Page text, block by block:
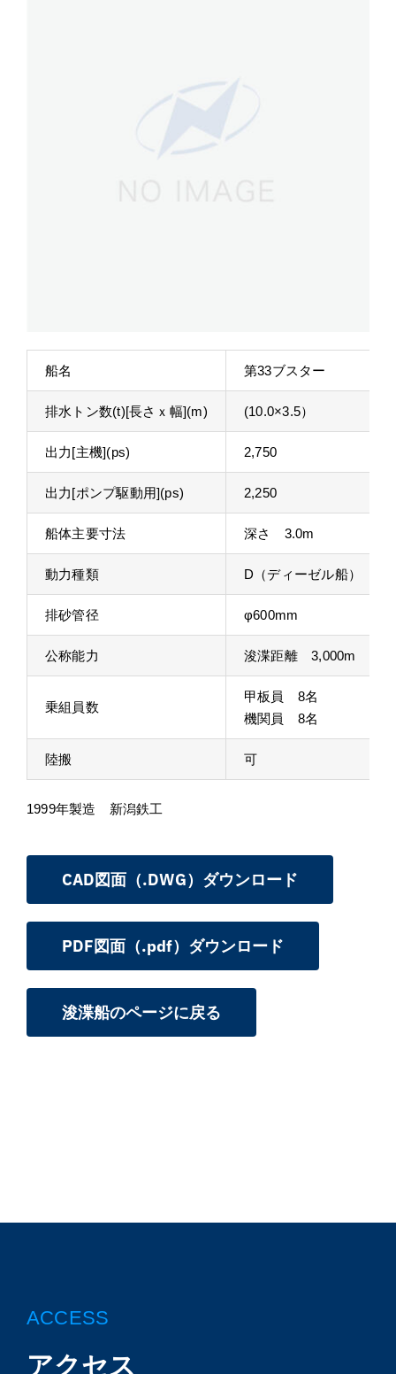
船名 第33ブスター
排水トン数(t)[長さｘ幅](m) (10.0×3.5）
出力[主機](ps) 2,750
出力[ポンプ駆動用](ps) 2,250
船体主要寸法 深さ 3.0m
動力種類 D（ディーゼル船）
排砂管径 φ600mm
公称能力 浚渫距離 3,000m
乗組員数
甲板員 8名
機関員 8名
陸搬 可
1999年製造 新潟鉄工
CAD図面（.DWG）ダウンロード
PDF図面（.pdf）ダウンロード
浚渫船のページに戻る
ACCESS
アクセス